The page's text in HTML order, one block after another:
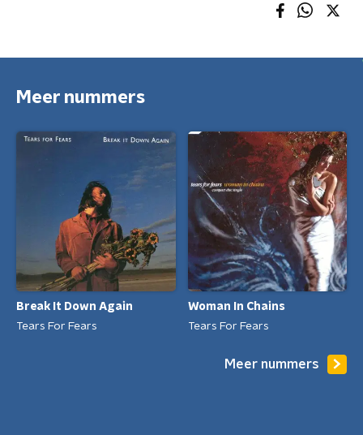
Meer nummers
Break It Down Again
Tears For Fears
Woman In Chains
Tears For Fears
Meer nummers